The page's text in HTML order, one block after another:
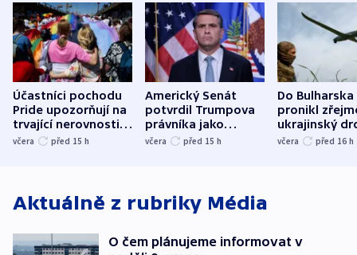
Účastníci pochodu
Pride upozorňují na
trvající nerovnosti i
společenskou
včera před 15 h
Americký Senát
potvrdil Trumpova
právníka jako
ministra
včera před 15 h
Do Bulharska
pronikl
ukrajinský
explodoval
včera před 16 h
Aktuálně z rubriky Média
O čem plánujeme informovat v